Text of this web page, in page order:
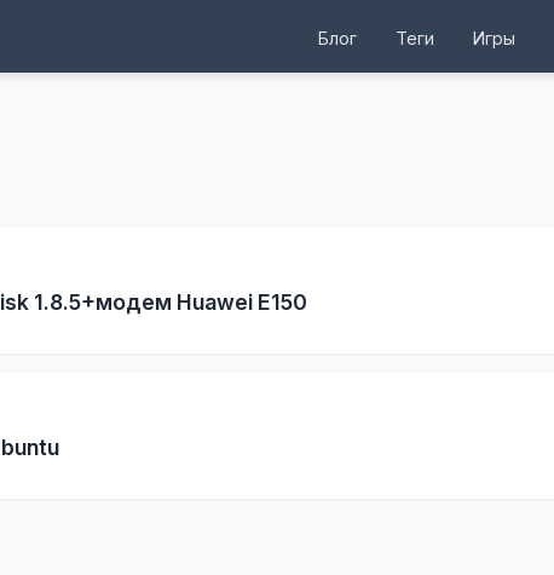
Блог Теги Игры
1.8.5+модем Huawei E150